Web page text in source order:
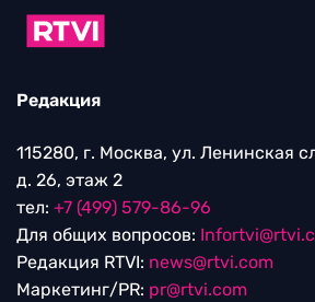
Редакция
115280, г. Москва, ул. Ленинская
д. 26, этаж 2
тел: +7 (499) 579-86-96
Для общих вопросов:
Редакция RTVI: news@rtvi.com
Маркетинг/PR: pr@rtvi.com